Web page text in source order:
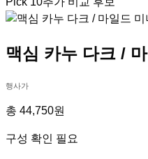
맥심 카누 다크 /
행사가
총 44,750원
구성 확인 필요